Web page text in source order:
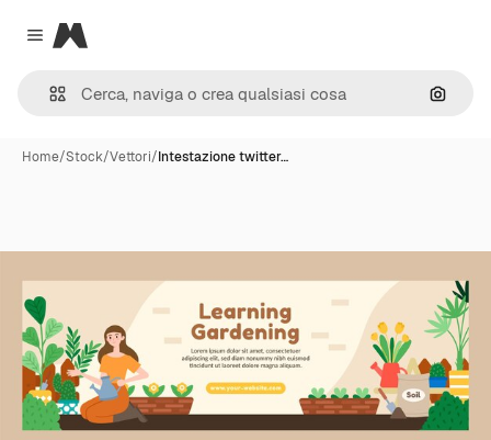
Close menu
Magnific
Cerca
Home/Stock/Vettori/Intestazione twitter…